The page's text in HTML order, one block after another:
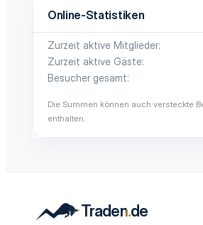
Online-Statistiken
Zurzeit aktive Mitglieder
Zurzeit aktive Gäste
Besucher gesamt
Die Summen können auch versteckte
enthalten.